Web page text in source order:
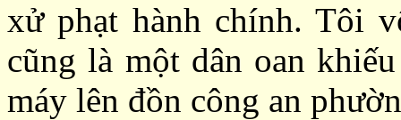
xử phạt hành chính. Tôi
cũng là một dân oan
máy lên đồn công an